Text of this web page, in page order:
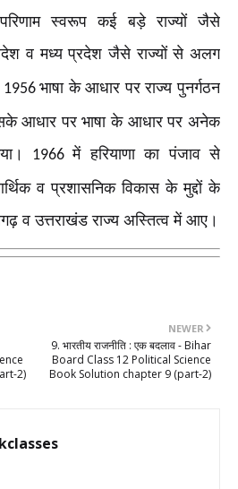
स्वरूप कई बड़े राज्यों जैसे
व मध्य प्रदेश जैसे राज्यों से अलग
1956भाषा के आधार पर राज्य पुनर्गठन
आधार पर भाषा के आधार पर अनेक
1966में हरियाणा का पंजाव से
व प्रशासनिक विकास के मुद्दों के
व उत्तराखंड राज्य अस्तित्व में आए।
NEWER
9. भारतीय राजनीति : एक बदलाव - Bihar
Board Class 12 Political Science
Book Solution chapter 9 (part-2)
2)